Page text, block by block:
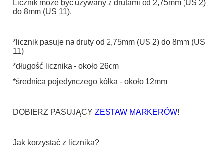
Licznik może być używany z drutami od 2,75mm (US 2)
do 8mm (US 11).
*licznik pasuje na druty od 2,75mm (US 2) do 8mm (US
11)
*długość licznika - około 26cm
*średnica pojedynczego kółka - około 12mm
DOBIERZ PASUJĄCY ZESTAW MARKERÓW!
Jak korzystać z licznika?